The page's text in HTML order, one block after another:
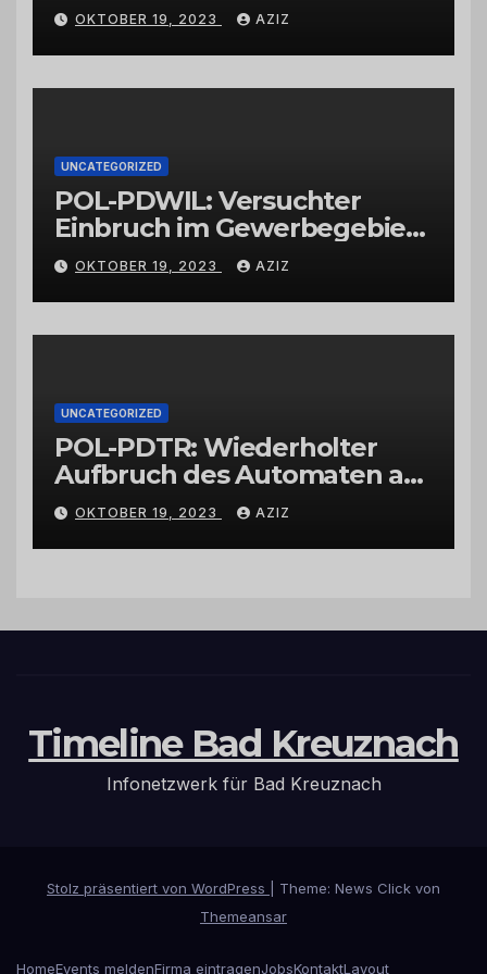
OKTOBER 19, 2023 AZIZ
UNCATEGORIZED
POL-PDWIL: Versuchter
Einbruch im Gewerbegebiet
Wittlich
OKTOBER 19, 2023 AZIZ
UNCATEGORIZED
POL-PDTR: Wiederholter
Aufbruch des Automaten am
Wohnmobilstellplatz in
Hermeskeil am Labachweg
OKTOBER 19, 2023 AZIZ
Timeline Bad Kreuznach
Infonetzwerk für Bad Kreuznach
Stolz präsentiert von WordPress
Theme: News Click von
Themeansar
HomeEvents meldenFirma eintragenJobsKontaktLayout